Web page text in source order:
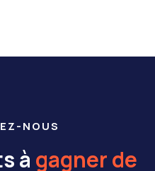
NOUS
à gagner de